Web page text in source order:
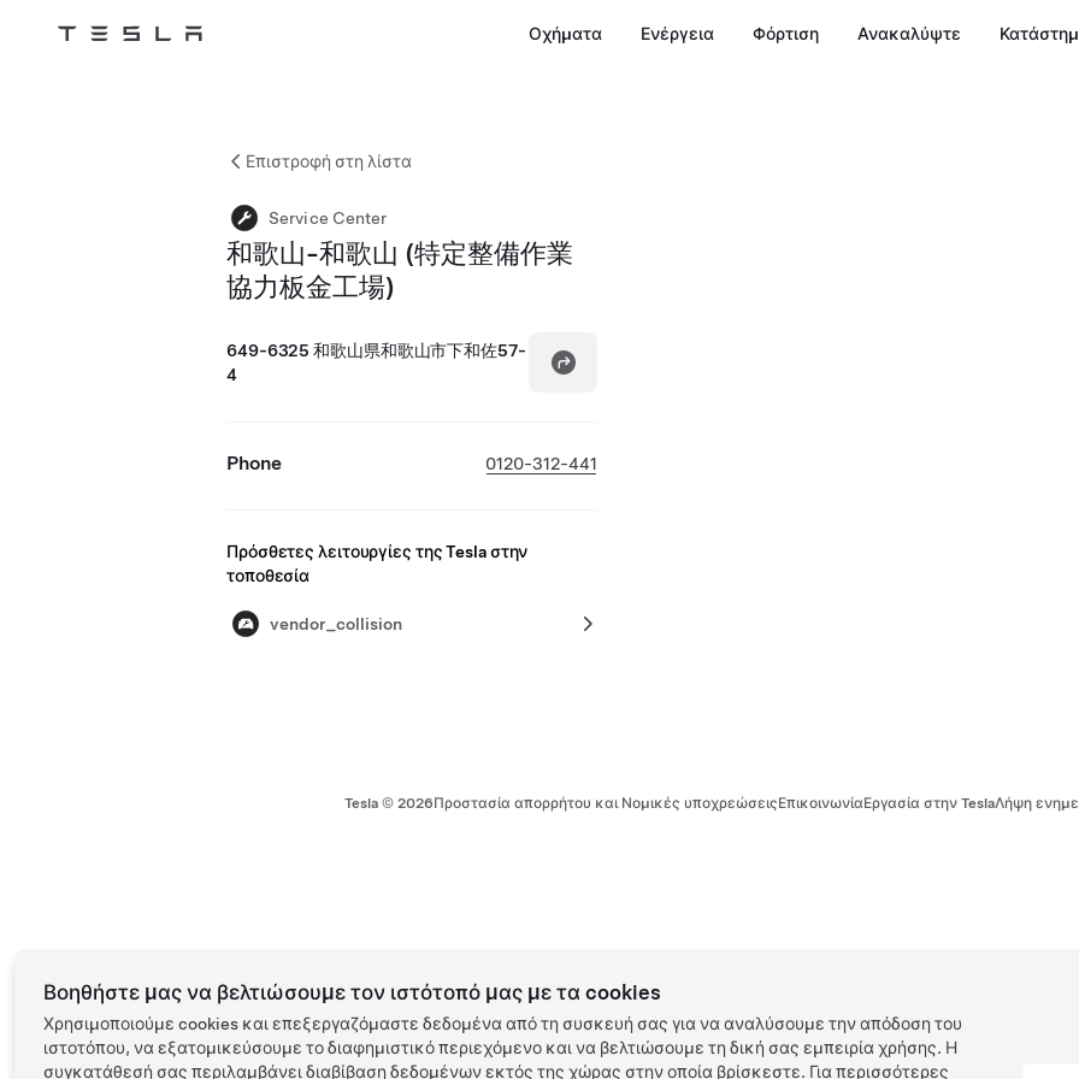
Tesla Οχήματα Ενέργεια Φόρτιση Ανακαλύψτε
Επιστροφή στη λίστα
Service Center
和歌山-和歌山 (特定整備作業
協力板金工場)
649-6325 和歌山県和歌山市下和佐57-
4
Phone 0120-312-441
Πρόσθετες λειτουργίες της Tesla στην
τοποθεσία
vendor_collision
Tesla © 2026Προστασία απορρήτου και Νομικές υποχρεώσειςΕπικοινωνίαΕργασία στην TeslaΛήψη
Βοηθήστε μας να βελτιώσουμε τον ιστότοπό μας με τα cookies
Χρησιμοποιούμε cookies και επεξεργαζόμαστε δεδομένα από τη συσκευή σας για να αναλύσουμε την απόδοση του
ιστοτόπου, να εξατομικεύσουμε το διαφημιστικό περιεχόμενο και να βελτιώσουμε τη δική σας εμπειρία χρήσης. Η
συγκατάθεσή σας περιλαμβάνει διαβίβαση δεδομένων εκτός της χώρας στην οποία βρίσκεστε. Για περισσότερες